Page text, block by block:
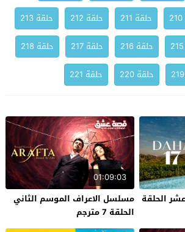
حلقة 211 حلقة 212
حلقة 213
حلقة 216 حلقة 217
حلقة 218
حلقة 220 حلقة 221
الحلقة
01:09:03
مسلسل الاعراف الموسم الثاني
الحلقة 7 مترجم